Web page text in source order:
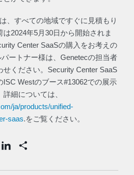
、すべての地域ですぐに見積もり
2024年5月30日から開始されま
Center SaaSの購入をお考えの
ートナー様は、Genetecの担当者
せください。Security Center SaaS
ISC Westのブース#13062での展示
細については、
ja/products/unified-
saas.をご覧ください。
Share